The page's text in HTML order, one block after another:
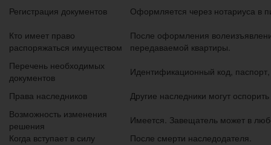
Регистрация документов
Оформляется через нотариуса в
Кто имеет право
распоряжаться имуществом
После оформления
передаваемой квартиры.
Перечень необходимых
документов
Идентификационный код,
Права наследников
Другие наследники могут
Возможность изменения
решения
Имеется. Завещатель может в
Когда вступает в силу
После смерти наследодателя.